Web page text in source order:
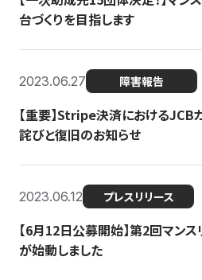
台づくりを目指します
2023.06.27 障害報告
【重要】Stripe決済における
詫びと復旧のお知らせ
2023.06.12 プレスリリース
【6月12日公募開始】第2回マン
が始動しました